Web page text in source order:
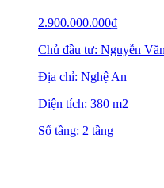
2.900.000.000₫
Chủ đầu tư: Nguyễn
Địa chỉ: Nghệ An
Diện tích: 380 m2
Số tầng: 2 tầng